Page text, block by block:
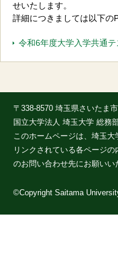
せいたします。
詳細につきましては以下の
令和6年度大学入学共通
このホームページは、埼玉大
リンクされている各ページ
のお問い合わせ先にお願いい
©Copyright Saitama
〒338-8570 埼玉県さいたま
国立大学法人 埼玉大学 総務